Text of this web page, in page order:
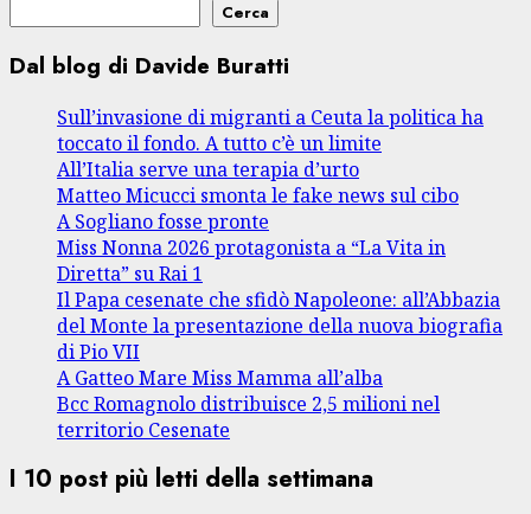
Cerca
Dal blog di Davide Buratti
Sull’invasione di migranti a Ceuta la politica ha
toccato il fondo. A tutto c’è un limite
All’Italia serve una terapia d’urto
Matteo Micucci smonta le fake news sul cibo
A Sogliano fosse pronte
Miss Nonna 2026 protagonista a “La Vita in
Diretta” su Rai 1
Il Papa cesenate che sfidò Napoleone: all’Abbazia
del Monte la presentazione della nuova biografia
di Pio VII
A Gatteo Mare Miss Mamma all’alba
Bcc Romagnolo distribuisce 2,5 milioni nel
territorio Cesenate
I 10 post più letti della settimana